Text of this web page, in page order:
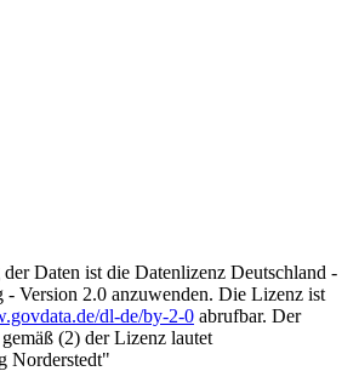
Daten ist die Datenlizenz Deutschland -
- Version 2.0 anzuwenden. Die Lizenz ist
dl-de/by-2-0 abrufbar. Der
(2) der Lizenz lautet
Norderstedt"